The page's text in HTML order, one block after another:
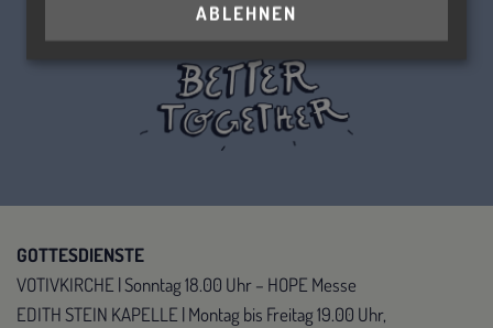
GOTTESDIENSTE
VOTIVKIRCHE | Sonntag 18.00 Uhr – HOPE Messe
EDITH STEIN KAPELLE | Montag bis Freitag 19.00 Uhr,
ABLEHNEN